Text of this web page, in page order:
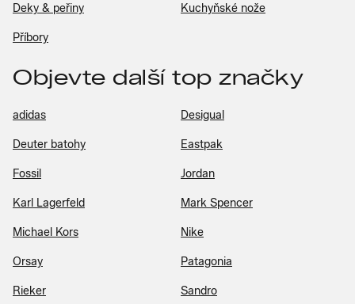
Deky & peřiny Kuchyňské nože
Příbory
Objevte další top značky
adidas Desigual
Deuter batohy Eastpak
Fossil Jordan
Karl Lagerfeld Mark Spencer
Michael Kors Nike
Orsay Patagonia
Rieker Sandro